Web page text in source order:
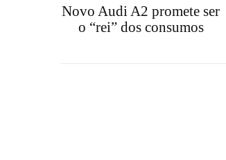
Novo Audi A2 promete ser
o “rei” dos consumos